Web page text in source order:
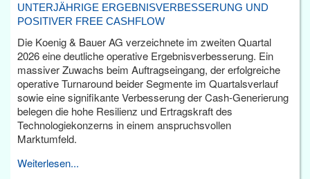
UNTERJÄHRIGE ERGEBNISVERBESSERUNG UND
POSITIVER FREE CASHFLOW
Die Koenig & Bauer AG verzeichnete im zweiten Quartal
2026 eine deutliche operative Ergebnisverbesserung. Ein
massiver Zuwachs beim Auftragseingang, der erfolgreiche
operative Turnaround beider Segmente im Quartalsverlauf
sowie eine signifikante Verbesserung der Cash-Generierung
belegen die hohe Resilienz und Ertragskraft des
Technologiekonzerns in einem anspruchsvollen
Marktumfeld.
Weiterlesen...